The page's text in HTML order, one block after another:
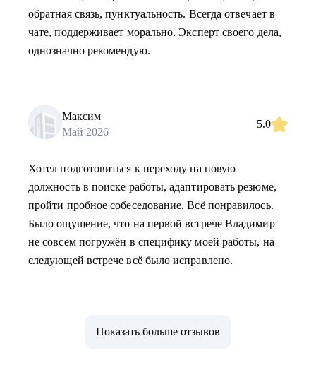
обратная связь, пунктуальность. Всегда отвечает в
чате, поддерживает морально. Эксперт своего дела,
однозначно рекомендую.
Максим
Май 2026
5.0
Хотел подготовиться к переходу на новую
должность в поиске работы, адаптировать резюме,
пройти пробное собеседование. Всё понравилось.
Было ощущение, что на первой встрече Владимир
не совсем погружён в специфику моей работы, на
следующей встрече всё было исправлено.
Показать больше отзывов